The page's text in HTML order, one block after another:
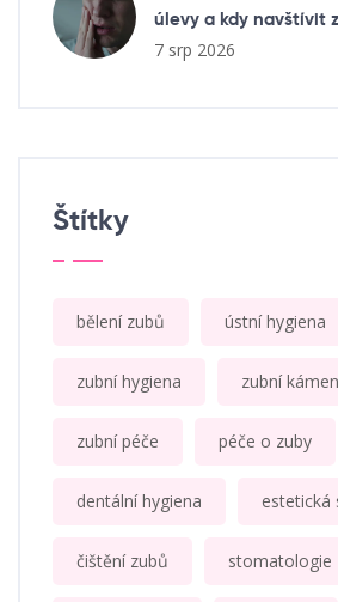
úlevy a kdy navštívit
7 srp 2026
Štítky
bělení zubů ústní hygiena
zubní hygiena zubní kámen
zubní péče péče o zuby
dentální hygiena estetická
čištění zubů stomatologie